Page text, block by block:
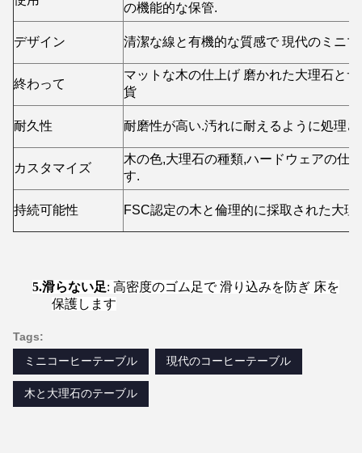
の機能的な保管.
デザイン 清潔な線と有機的な質感で 現代のミニ
終わって
マットな木の仕上げ 磨かれた大理石と
貨
耐久性 耐磨性が高い.汚れに耐えるように処理
カスタマイズ
木の色,大理石の種類,ハードウェアの仕
す.
持続可能性 FSC認定の木と倫理的に採取された大理
5.滑らない足: 高密度のゴム足で 滑り込みを防ぎ 床を
保護します
Tags:
ミニコーヒーテーブル
現代のコーヒーテーブル
木と大理石のテーブル